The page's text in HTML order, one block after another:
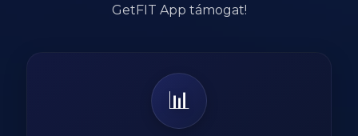
GetFIT App támogat!
📊